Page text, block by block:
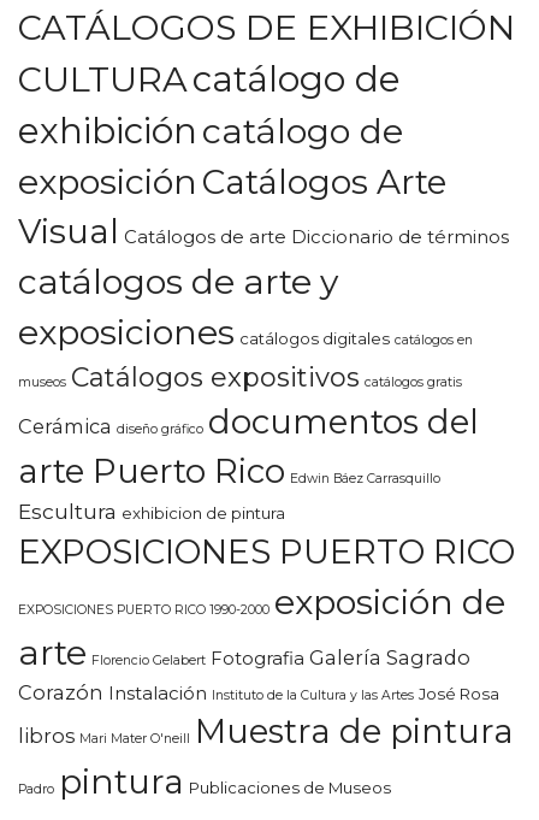
CATÁLOGOS DE EXHIBICIÓN
CULTURAcatálogo de
exhibición catálogo de
exposición Catálogos Arte
Visual Catálogos de arte Diccionario de términos
catálogos de arte y
exposiciones catálogos digitales catálogos en
museos Catálogos expositivos catálogos gratis
Cerámica diseño gráfico documentos del
arte Puerto Rico Edwin Báez Carrasquillo
Escultura exhibicion de pintura
EXPOSICIONES PUERTO RICO
EXPOSICIONES PUERTO RICO 1990-2000 exposición de
arte Florencio Gelabert Fotografia Galería Sagrado
Corazón Instalación Instituto de la Cultura y las Artes José Rosa
libros Mari Mater O'neill Muestra de pintura
Padro pintura Publicaciones de Museos